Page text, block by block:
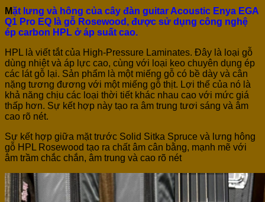
Mặt lưng và hông của cây đàn guitar Acoustic Enya EGA
Q1 Pro EQ là gỗ Rosewood, được sử dụng công nghệ
ép carbon HPL ở áp suất cao.
HPL là viết tắt của High-Pressure Laminates. Đây là loại gỗ
dùng nhiệt và áp lực cao, cùng với loại keo chuyên dụng ép
các lát gỗ lại. Sản phẩm là một miếng gỗ có bề dày và cân
nặng tương đương với một miếng gỗ thịt. Lợi thế của nó là
khả năng chịu các loại thời tiết khác nhau cao với mức giá
thấp hơn. Sự kết hợp này tạo ra âm trung tươi sáng và âm
cao rõ nét.
Sự kết hợp giữa mặt trước Solid Sitka Spruce và lưng hông
gỗ HPL Rosewood tạo ra chất âm cân bằng, mạnh mẽ với
âm trầm chắc chắn, âm trung và cao rõ nét